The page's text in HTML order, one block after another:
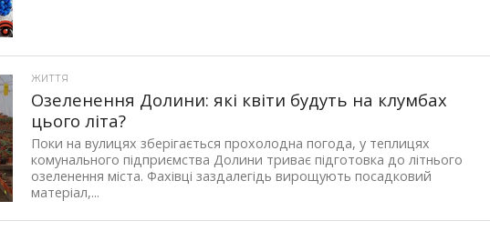
ЖИТТЯ
Озеленення Долини: які квіти будуть на клумбах
цього літа?
Поки на вулицях зберігається прохолодна погода, у теплицях
комунального підприємства Долини триває підготовка до літнього
озеленення міста. Фахівці заздалегідь вирощують посадковий
матеріал,...